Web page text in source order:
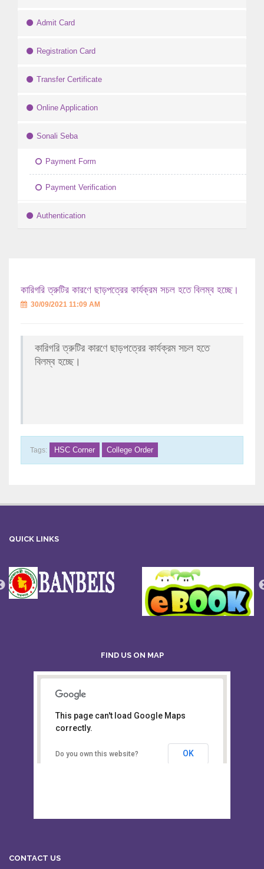
Admit Card
Registration Card
Transfer Certificate
Online Application
Sonali Seba
Payment Form
Payment Verification
Authentication
কারিগরি ত্রুটির কারণে ছাড়পত্রের কার্যক্রম সচল হতে বিলম্ব হচ্ছে।
30/09/2021 11:09 AM
কারিগরি ত্রুটির কারণে ছাড়পত্রের কার্যক্রম সচল হতে
বিলম্ব হচ্ছে।
Tags: HSC Corner College Order
QUICK LINKS
FIND US ON MAP
Secondary Education, Alampur,
correctly.